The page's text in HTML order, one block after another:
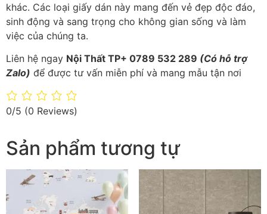
khác. Các loại giấy dán này mang đến vẻ đẹp độc đáo,
sinh động và sang trọng cho không gian sống và làm
việc của chúng ta.
Liên hệ ngay Nội Thất TP+ 0789 532 289 (Có hỗ trợ
Zalo) để được tư vấn miễn phí và mang mẫu tận nơi
0/5 (0 Reviews)
Sản phẩm tương tự